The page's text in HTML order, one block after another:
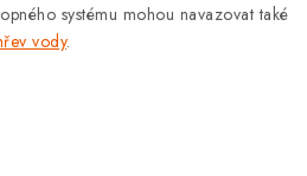
systému mohou navazovat také
vody.